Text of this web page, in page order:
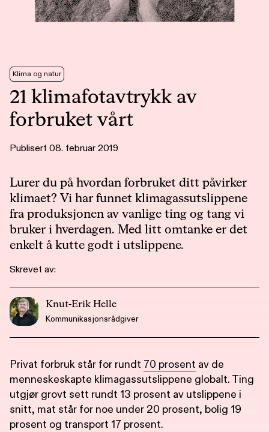
Klima og natur
21 klimafotavtrykk av
forbruket vårt
Publisert 08. februar 2019
Lurer du på hvordan forbruket ditt påvirker
klimaet? Vi har funnet klimagassutslippene
fra produksjonen av vanlige ting og tang vi
bruker i hverdagen. Med litt omtanke er det
enkelt å kutte godt i utslippene.
Skrevet av:
Knut-Erik Helle
Kommunikasjonsrådgiver
Privat forbruk står for rundt 70 prosent av de
menneskeskapte klimagassutslippene globalt. Ting
utgjør grovt sett rundt 13 prosent av utslippene i
snitt, mat står for noe under 20 prosent, bolig 19
prosent og transport 17 prosent.